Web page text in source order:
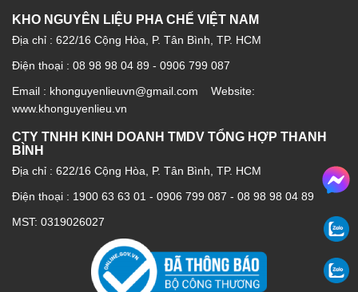
KHO NGUYÊN LIỆU PHA CHẾ VIỆT NAM
Địa chỉ : 622/16 Cộng Hòa, P. Tân Bình, TP. HCM
Điện thoại : 08 98 98 04 89 - 0906 799 087
Email : khonguyenlieuvn@gmail.com Website:
www.khonguyenlieu.vn
CTY TNHH KINH DOANH TMDV TỔNG HỢP THANH
BÌNH
Địa chỉ : 622/16 Cộng Hòa, P. Tân Bình, TP. HCM
Điện thoại : 1900 63 63 01 - 0906 799 087 - 08 98 98 04 89
MST: 0319026027